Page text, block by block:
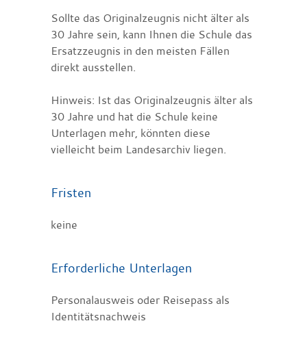
Sollte das Originalzeugnis nicht älter als
30 Jahre sein, kann Ihnen die Schule das
Ersatzzeugnis in den meisten Fällen
direkt ausstellen.
Hinweis: Ist das Originalzeugnis älter als
30 Jahre und hat die Schule keine
Unterlagen mehr, könnten diese
vielleicht beim Landesarchiv liegen.
Fristen
keine
Erforderliche Unterlagen
Personalausweis oder Reisepass als
Identitätsnachweis